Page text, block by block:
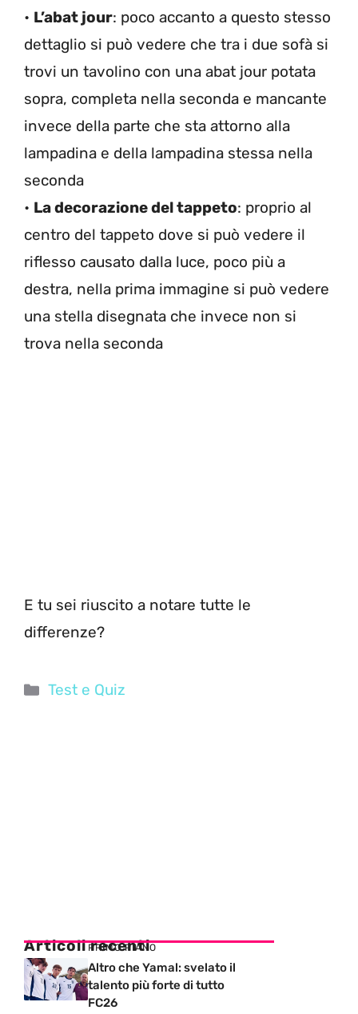
• L’abat jour: poco accanto a questo stesso
dettaglio si può vedere che tra i due sofà si
trovi un tavolino con una abat jour potata
sopra, completa nella seconda e mancante
invece della parte che sta attorno alla
lampadina e della lampadina stessa nella
seconda
• La decorazione del tappeto: proprio al
centro del tappeto dove si può vedere il
riflesso causato dalla luce, poco più a
destra, nella prima immagine si può vedere
una stella disegnata che invece non si
trova nella seconda
E tu sei riuscito a notare tutte le
differenze?
Categorie
Test e Quiz
Articoli recenti
PRIMO PIANO
Altro che Yamal: svelato il
talento più forte di tutto
FC26